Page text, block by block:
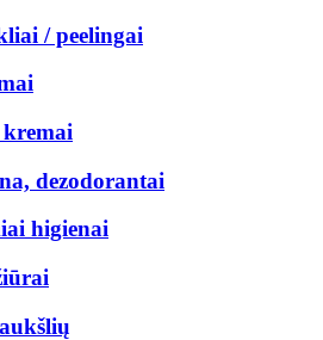
/ peelingai
dezodorantai
higienai